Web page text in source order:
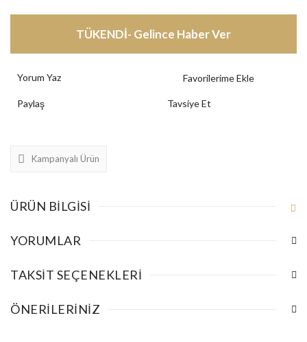
TÜKENDİ- Gelince Haber Ver
Yorum Yaz
Paylaş Tavsiye Et
Kampanyalı Ürün
ÜRÜN BILGISI
YORUMLAR
TAKSIT SEÇENEKLERI
ÖNERILERINIZ